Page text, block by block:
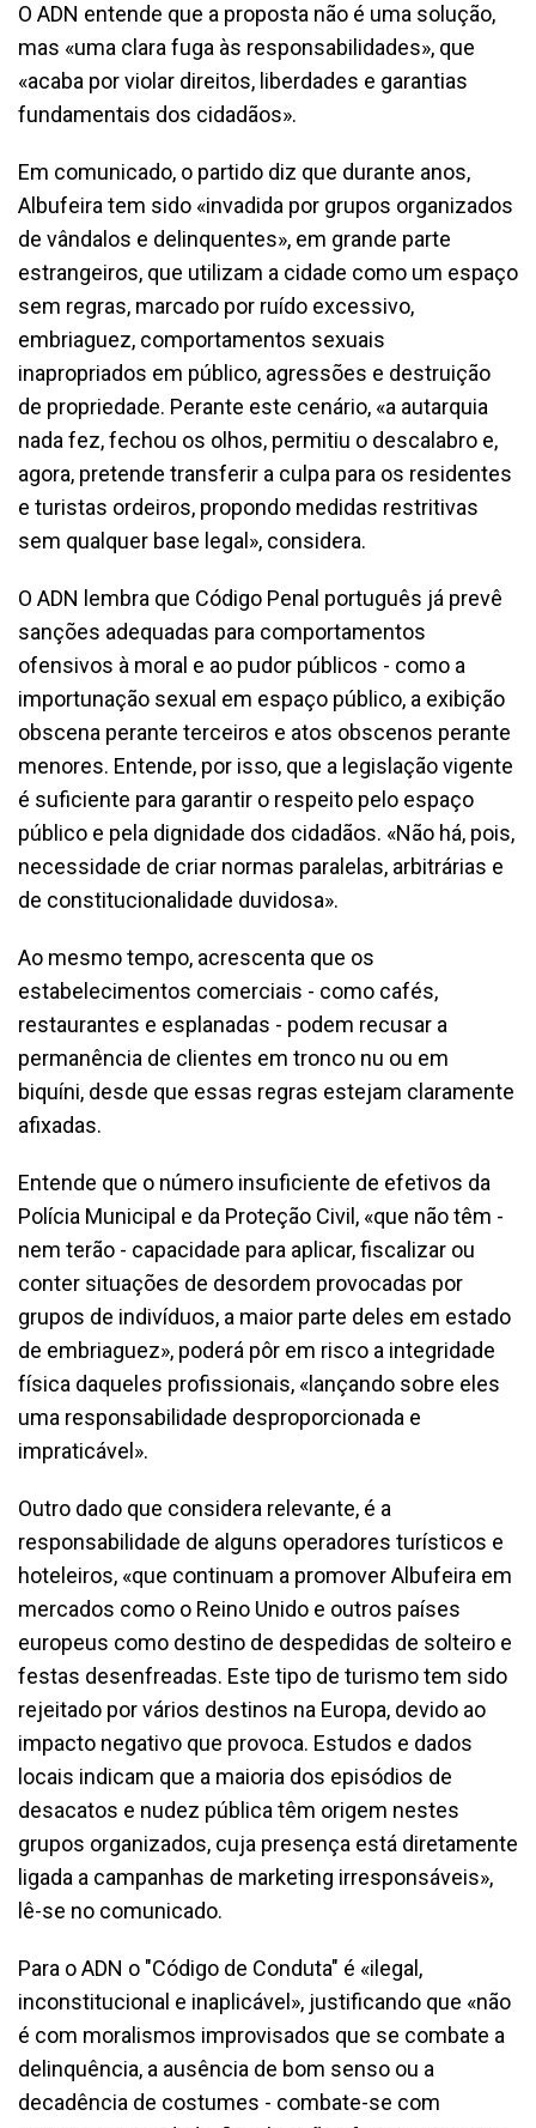
O ADN entende que a proposta não é uma solução,
mas «uma clara fuga às responsabilidades», que
«acaba por violar direitos, liberdades e garantias
fundamentais dos cidadãos».
Em comunicado, o partido diz que durante anos,
Albufeira tem sido «invadida por grupos organizados
de vândalos e delinquentes», em grande parte
estrangeiros, que utilizam a cidade como um espaço
sem regras, marcado por ruído excessivo,
embriaguez, comportamentos sexuais
inapropriados em público, agressões e destruição
de propriedade. Perante este cenário, «a autarquia
nada fez, fechou os olhos, permitiu o descalabro e,
agora, pretende transferir a culpa para os residentes
e turistas ordeiros, propondo medidas restritivas
sem qualquer base legal», considera.
O ADN lembra que Código Penal português já prevê
sanções adequadas para comportamentos
ofensivos à moral e ao pudor públicos - como a
importunação sexual em espaço público, a exibição
obscena perante terceiros e atos obscenos perante
menores. Entende, por isso, que a legislação vigente
é suficiente para garantir o respeito pelo espaço
público e pela dignidade dos cidadãos. «Não há, pois,
necessidade de criar normas paralelas, arbitrárias e
de constitucionalidade duvidosa».
Ao mesmo tempo, acrescenta que os
estabelecimentos comerciais - como cafés,
restaurantes e esplanadas - podem recusar a
permanência de clientes em tronco nu ou em
biquíni, desde que essas regras estejam claramente
afixadas.
Entende que o número insuficiente de efetivos da
Polícia Municipal e da Proteção Civil, «que não têm -
nem terão - capacidade para aplicar, fiscalizar ou
conter situações de desordem provocadas por
grupos de indivíduos, a maior parte deles em estado
de embriaguez», poderá pôr em risco a integridade
física daqueles profissionais, «lançando sobre eles
uma responsabilidade desproporcionada e
impraticável».
Outro dado que considera relevante, é a
responsabilidade de alguns operadores turísticos e
hoteleiros, «que continuam a promover Albufeira em
mercados como o Reino Unido e outros países
europeus como destino de despedidas de solteiro e
festas desenfreadas. Este tipo de turismo tem sido
rejeitado por vários destinos na Europa, devido ao
impacto negativo que provoca. Estudos e dados
locais indicam que a maioria dos episódios de
desacatos e nudez pública têm origem nestes
grupos organizados, cuja presença está diretamente
ligada a campanhas de marketing irresponsáveis»,
lê-se no comunicado.
Para o ADN o "Código de Conduta" é «ilegal,
inconstitucional e inaplicável», justificando que «não
é com moralismos improvisados que se combate a
delinquência, a ausência de bom senso ou a
decadência de costumes - combate-se com